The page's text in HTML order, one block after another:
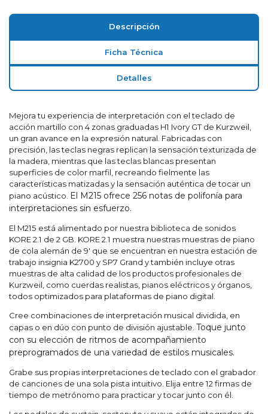
Descripción
Ficha Técnica
Detalles
Mejora tu experiencia de interpretación con el teclado de
acción martillo con 4 zonas graduadas H1 Ivory GT de Kurzweil,
un gran avance en la expresión natural. Fabricadas con
precisión, las teclas negras replican la sensación texturizada de
la madera, mientras que las teclas blancas presentan
superficies de color marfil, recreando fielmente las
características matizadas y la sensación auténtica de tocar un
piano acústico. El M215 ofrece 256 notas de polifonía para
interpretaciones sin esfuerzo.
El M215 está alimentado por nuestra biblioteca de sonidos
KORE 2.1 de 2 GB. KORE 2.1 muestra nuestras muestras de piano
de cola alemán de 9′ que se encuentran en nuestra estación de
trabajo insignia K2700 y SP7 Grand y también incluye otras
muestras de alta calidad de los productos profesionales de
Kurzweil, como cuerdas realistas, pianos eléctricos y órganos,
todos optimizados para plataformas de piano digital.
Cree combinaciones de interpretación musical dividida, en
capas o en dúo con punto de división ajustable. Toque junto
con su elección de ritmos de acompañamiento
preprogramados de una variedad de estilos musicales.
Grabe sus propias interpretaciones de teclado con el grabador
de canciones de una sola pista intuitivo. Elija entre 12 firmas de
tiempo de metrónomo para practicar y tocar junto con él.